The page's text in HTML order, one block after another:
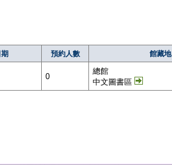
預約人數 館藏地
0
總館
中文圖書區